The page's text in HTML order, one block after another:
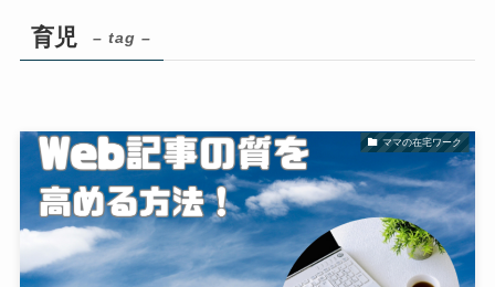
育児 – tag –
ママの在宅ワーク